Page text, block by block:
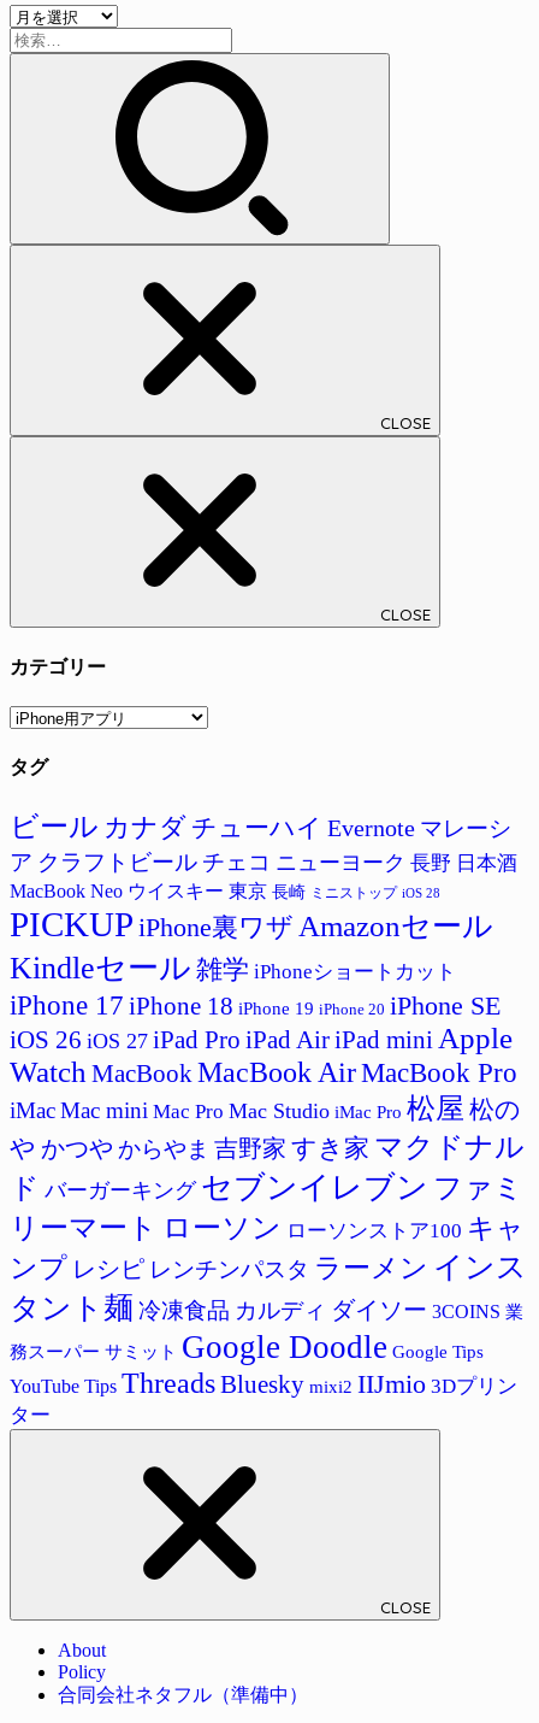
ー
ア
ー
検
索:
CLOSE
CLOSE
カテゴリー
カ
ゴ
ー
タグ
ビール カナダ チューハイ Evernote マレーシ
ア クラフトビール チェコ ニューヨーク 長野 日本酒
MacBook Neo ウイスキー 東京 長崎 ミニストップ iOS 28
PICKUP iPhone裏ワザ Amazonセール
Kindleセール 雑学 iPhoneショートカット
iPhone 17 iPhone 18 iPhone 19 iPhone 20 iPhone SE
iOS 26 iOS 27 iPad Pro iPad AiriPad miniApple
WatchMacBookMacBook AirMacBook Pro
iMacMac mini Mac Pro Mac Studio iMac Pro 松屋 松の
や かつや からやま 吉野家 すき家 マクドナル
ド バーガーキング セブンイレブン ファミ
リーマート ローソン ローソンストア100 キャ
ンプ レシピ レンチンパスタ ラーメン インス
タント麺 冷凍食品 カルディ ダイソー 3COINS 業
務スーパー サミット Google Doodle Google Tips
YouTube Tips ThreadsBluesky mixi2 IIJmio 3Dプリン
ター
CLOSE
About
Policy
合同会社ネタフル（準備中）